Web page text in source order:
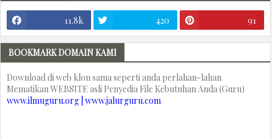
11.8k 420 91
BOOKMARK DOMAIN KAMI
Download di web klon sama seperti anda perlahan-lahan
Mematikan WEBSITE asli Penyedia File Kebutuhan Anda (Guru)
www.ilmuguru.org | www.jalurguru.com